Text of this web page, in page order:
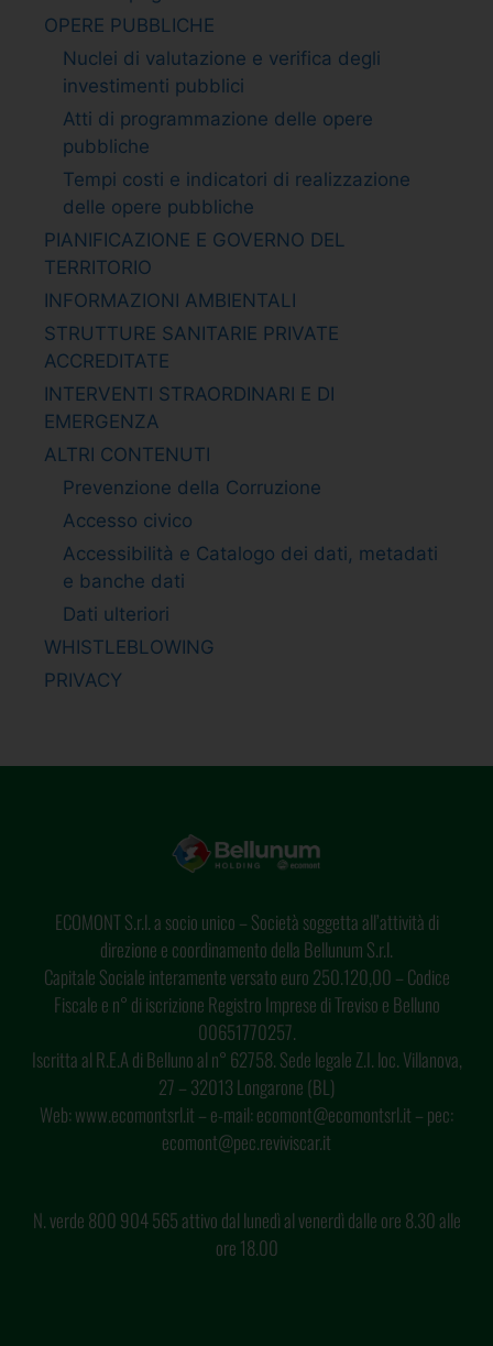
OPERE PUBBLICHE
Nuclei di valutazione e verifica degli
investimenti pubblici
Atti di programmazione delle opere
pubbliche
Tempi costi e indicatori di realizzazione
delle opere pubbliche
PIANIFICAZIONE E GOVERNO DEL
TERRITORIO
INFORMAZIONI AMBIENTALI
STRUTTURE SANITARIE PRIVATE
ACCREDITATE
INTERVENTI STRAORDINARI E DI
EMERGENZA
ALTRI CONTENUTI
Prevenzione della Corruzione
Accesso civico
Accessibilità e Catalogo dei dati, metadati
e banche dati
Dati ulteriori
WHISTLEBLOWING
PRIVACY
ECOMONT S.r.l. a socio unico – Società soggetta all’attività di
direzione e coordinamento della Bellunum S.r.l.
Capitale Sociale interamente versato euro 250.120,00 – Codice
Fiscale e n° di iscrizione Registro Imprese di Treviso e Belluno
00651770257.
Iscritta al R.E.A di Belluno al n° 62758. Sede legale Z.I. loc. Villanova,
27 – 32013 Longarone (BL)
Web: www.ecomontsrl.it – e-mail: ecomont@ecomontsrl.it – pec:
ecomont@pec.reviviscar.it
N. verde 800 904 565 attivo dal lunedì al venerdì dalle ore 8.30 alle
ore 18.00